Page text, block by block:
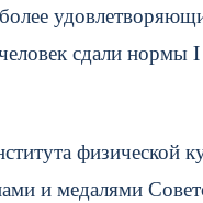
сдали нормы
физической
и медалями